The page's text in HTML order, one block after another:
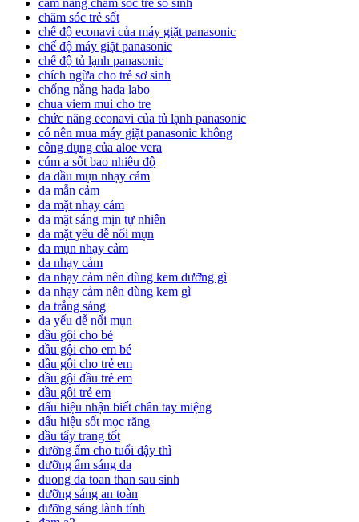
chăm sóc trẻ sốt
chế độ econavi của máy giặt panasonic
chế độ máy giặt panasonic
chế độ tủ lạnh panasonic
chích ngừa cho trẻ sơ sinh
chống nắng hada labo
chua viem mui cho tre
chức năng econavi của tủ lạnh panasonic
có nên mua máy giặt panasonic không
công dụng của aloe vera
cúm a sốt bao nhiêu độ
da dầu mụn nhạy cảm
da mẫn cảm
da mặt nhạy cảm
da mặt sáng mịn tự nhiên
da mặt yếu dễ nổi mụn
da mụn nhạy cảm
da nhạy cảm
da nhạy cảm nên dùng kem dưỡng gì
da nhạy cảm nên dùng kem gì
da trắng sáng
da yếu dễ nổi mụn
dầu gội cho bé
dầu gội cho em bé
dầu gội cho trẻ em
dầu gội đầu trẻ em
dầu gội trẻ em
dấu hiệu nhận biết chân tay miệng
dấu hiệu sốt mọc răng
dầu tẩy trang tốt
dưỡng ẩm cho tuổi dậy thì
dưỡng ẩm sáng da
duong da toan than sau sinh
dưỡng sáng an toàn
dưỡng sáng lành tính